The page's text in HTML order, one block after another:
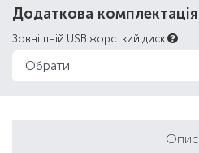
Додаткова комплектація
Зовнішній USB жорсткий диск :
Опис